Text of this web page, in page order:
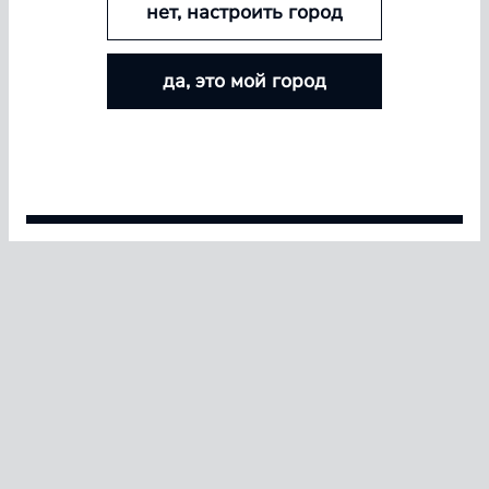
БОЛЬШЕ ЛИНЗ — БОЛЬШЕ СКИДКА
Покупайте контактные линзы Airway и увеличивайте
размер скидки — от 5% до 15%
нет, настроить город
да, это мой город